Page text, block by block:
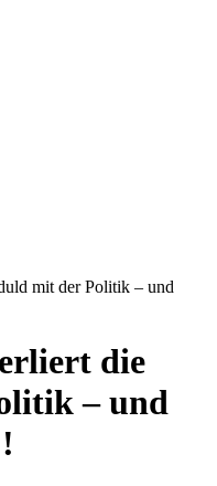
mit der Politik – und
die
– und